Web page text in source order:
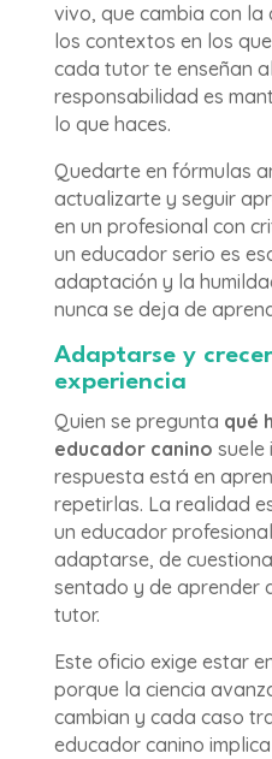
vivo, que cambia con la
los contextos en los
cada tutor te enseñan
responsabilidad es
lo que haces.
Quedarte en fórmulas
actualizarte y seguir
en un profesional con
un educador serio es
adaptación y la
nunca se deja de
Adaptarse y
experiencia
Quien se pregunta qué
educador canino suele
respuesta está en
repetirlas. La realidad
un educador
adaptarse, de
sentado y de aprender
tutor.
Este oficio exige estar
porque la ciencia
cambian y cada caso
educador canino